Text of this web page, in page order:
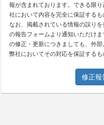
報が含まれております。できる限
社において内容を完全に保証するも
なお、掲載されている情報の誤り
の報告フォームより通知いただけ
の修正・更新につきましても、外
弊社においてその対応を保証するも
修正報